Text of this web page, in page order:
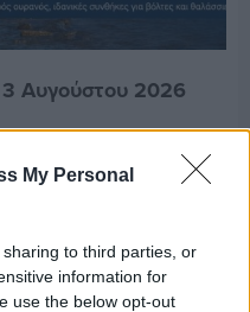
My Personal
to third parties, or
information for
use the below opt-out
Αυγούστου 2026